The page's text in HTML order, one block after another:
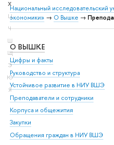
Х
Ц
Ч
Ш
Щ
Э
Ю
Я
Национальный исследовательский
экономики» → О Вышке →
О ВЫШКЕ
Цифры и факты
Руководство и структура
Устойчивое развитие в НИУ ВШЭ
Преподаватели и сотрудники
Корпуса и общежития
Закупки
Обращения граждан в НИУ ВШЭ